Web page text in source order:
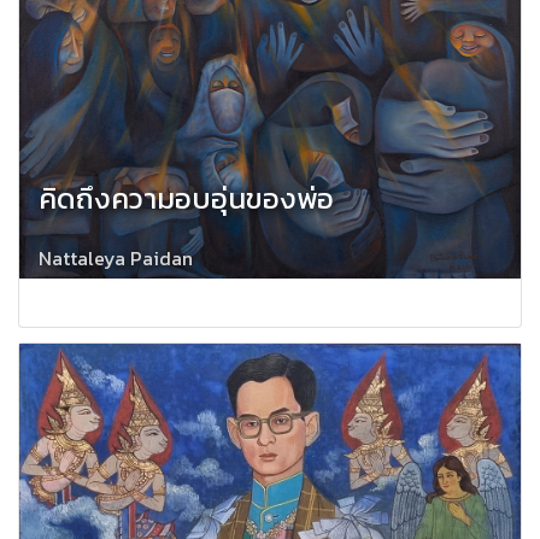
คิดถึงความอบอุ่นของพ่อ
Nattaleya Paidan